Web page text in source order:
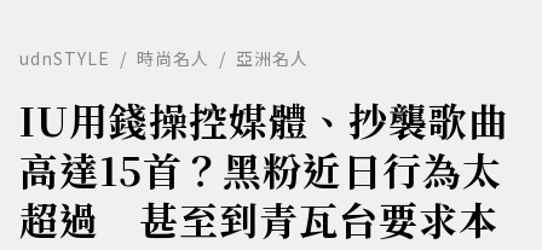
udnSTYLE 時尚名人 亞洲名人
IU用錢操控媒體、抄襲歌曲
高達15首？黑粉近日行為太
超過 甚至到青瓦台要求本